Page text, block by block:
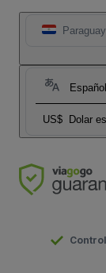
Paraguay
US$ Dolar